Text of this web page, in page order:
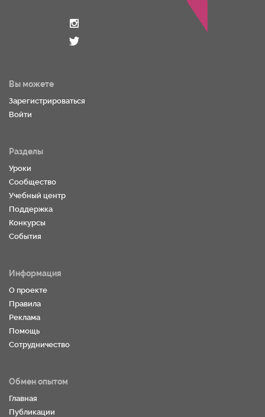
Вы можете
Зарегистрироваться
Войти
Разделы
Уроки
Сообщество
Учебный центр
Поддержка
Конкурсы
События
Информация
О проекте
Правила
Реклама
Помощь
Сотрудничество
Обмен опытом
Главная
Публикации